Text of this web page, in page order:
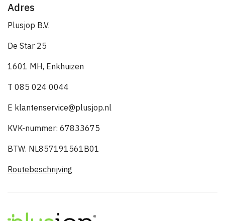
Adres
Plusjop B.V.
De Star 25
1601 MH, Enkhuizen
T 085 024 0044
E klantenservice@plusjop.nl
KVK-nummer: 67833675
BTW. NL857191561B01
Routebeschrijving